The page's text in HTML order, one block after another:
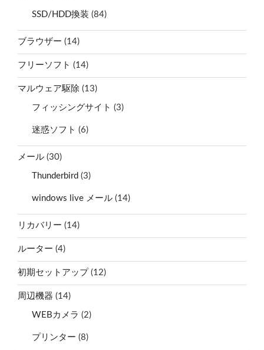
SSD/HDD換装 (84)
ブラウザー (14)
フリーソフト (14)
マルウェア駆除 (13)
フィッシングサイト (3)
迷惑ソフト (6)
メール (30)
Thunderbird (3)
windows live メール (14)
リカバリー (14)
ルーター (4)
初期セットアップ (12)
周辺機器 (14)
WEBカメラ (2)
プリンター (8)